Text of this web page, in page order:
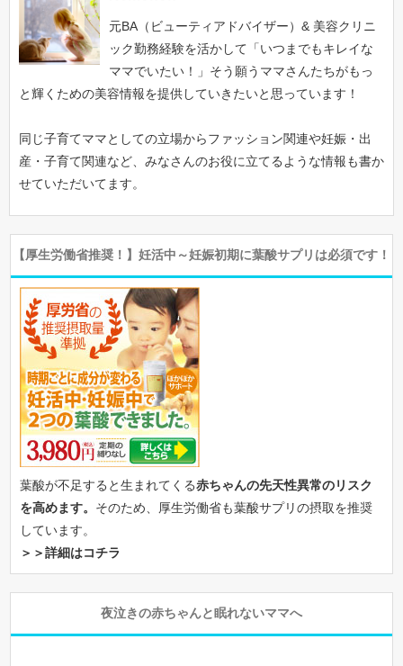
元BA（ビューティアドバイザー）& 美容クリニ
ック勤務経験を活かして「いつまでもキレイな
ママでいたい！」そう願うママさんたちがもっ
と輝くための美容情報を提供していきたいと思っています！
同じ子育てママとしての立場からファッション関連や妊娠・出
産・子育て関連など、みなさんのお役に立てるような情報も書か
せていただいてます。
【厚生労働省推奨！】妊活中～妊娠初期に葉酸サプリは必須です！
葉酸が不足すると生まれてくる赤ちゃんの先天性異常のリスク
を高めます。 そのため、厚生労働省も葉酸サプリの摂取を推奨
しています。
＞＞詳細はコチラ
夜泣きの赤ちゃんと眠れないママへ